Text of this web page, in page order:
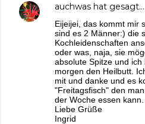
auchwas hat gesagt…
Eijeijei, das kommt mir
sind es 2 Männer:) die
Kochleidenschaften
oder was, naja, sie
absolute Spitze und
morgen den Heilbutt.
mit und danke und es
"Freitagsfisch" den
der Woche essen kann.
Liebe Grüße
Ingrid